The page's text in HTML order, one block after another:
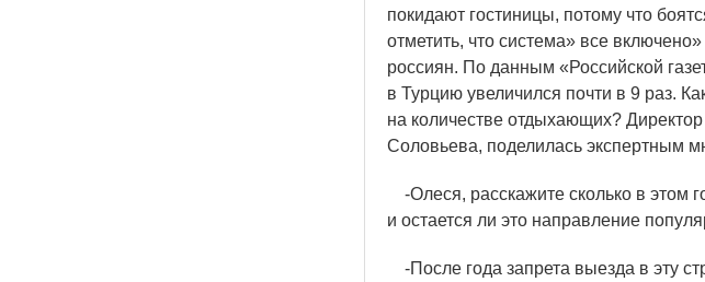
покидают гостиницы, потому что
отметить, что система» все
россиян. По данным «Российской
в Турцию увеличился почти в 9 раз.
на количестве отдыхающих?
Соловьева, поделилась экспертным
-Олеся, расскажите сколько в этом
и остается ли это направление
-После года запрета выезда в эту